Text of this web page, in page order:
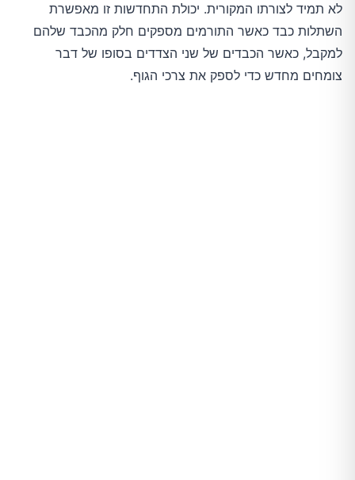
לא תמיד לצורתו המקורית. יכולת התחדשות זו מאפשרת
השתלות כבד כאשר התורמים מספקים חלק מהכבד שלהם
למקבל, כאשר הכבדים של שני הצדדים בסופו של דבר
צומחים מחדש כדי לספק את צרכי הגוף.